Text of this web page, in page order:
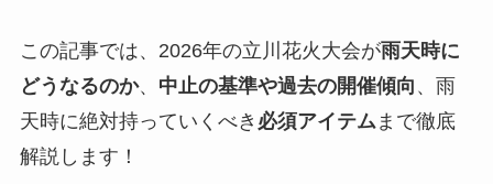
この記事では、2026年の立川花火大会が雨天時に
どうなるのか、 中止の基準や過去の開催傾向 、雨
天時に絶対持っていくべき 必須アイテム まで徹底
解説します！